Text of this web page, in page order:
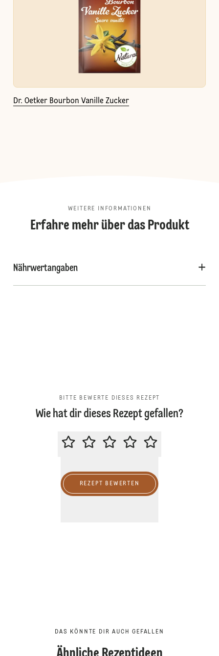
Dr. Oetker Bourbon Vanille Zucker
WEITERE INFORMATIONEN
Erfahre mehr über das Produkt
Nährwertangaben
BITTE BEWERTE DIESES REZEPT
Wie hat dir dieses Rezept gefallen?
BITTE BEWERTE DIESES REZEPT
REZEPT BEWERTEN
DAS KÖNNTE DIR AUCH GEFALLEN